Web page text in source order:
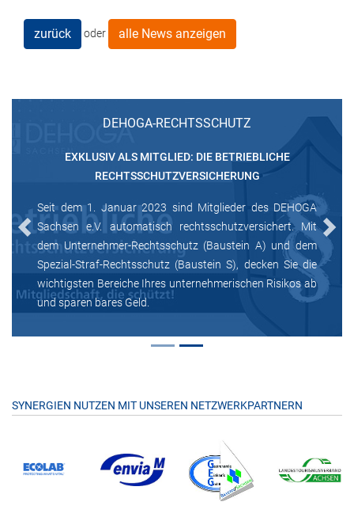
zurück oder alle News anzeigen
DEHOGA-RECHTSSCHUTZ
EXKLUSIV ALS MITGLIED: DIE BETRIEBLICHE
RECHTSSCHUTZVERSICHERUNG
Seit dem 1. Januar 2023 sind Mitglieder des DEHOGA
Sachsen e.V. automatisch rechtsschutzversichert. Mit
dem Unternehmer-Rechtsschutz (Baustein A) und dem
Spezial-Straf-Rechtsschutz (Baustein S), decken Sie die
wichtigsten Bereiche Ihres unternehmerischen Risikos ab
und sparen bares Geld.
Previous Next
SYNERGIEN NUTZEN MIT UNSEREN NETZWERKPARTNERN